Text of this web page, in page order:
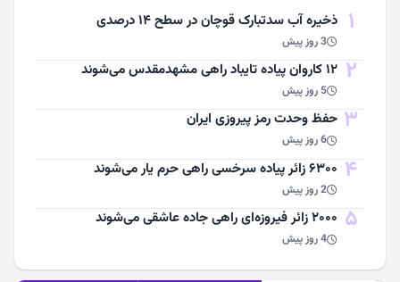
1 ذخیره آب سدتبارک قوچان در سطح ۱۴ درصدی
3 روز پیش
2 ۱۲ کاروان پیاده تایباد راهی مشهدمقدس می‌شوند
5 روز پیش
3 حفظ وحدت رمز پیروزی ایران
6 روز پیش
4 ۶۳۰۰ زائر پیاده سرخسی راهی حرم یار می‌شوند
2 روز پیش
5 ۲۰۰۰ زائر فیروزه‌ای راهی جاده عاشقی می‌شوند
4 روز پیش